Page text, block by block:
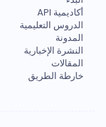
أكاديمية API
الدروس التعليمية
المدونة
النشرة الإخبارية
المقالات
خارطة الطريق